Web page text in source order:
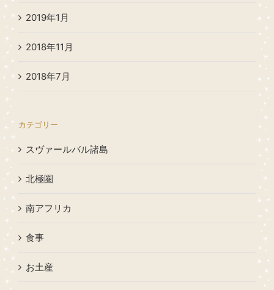
2019年1月
2018年11月
2018年7月
カテゴリー
スヴァールバル諸島
北極圏
南アフリカ
食事
お土産